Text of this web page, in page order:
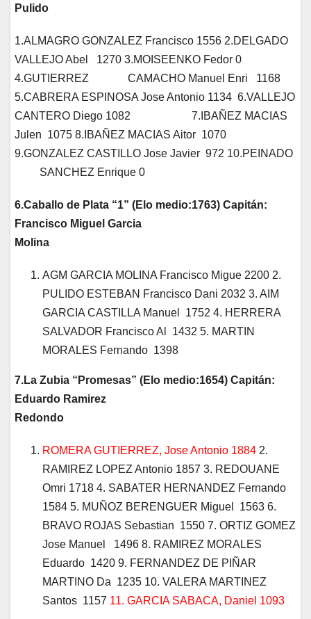
Pulido
1.ALMAGRO GONZALEZ Francisco 1556 2.DELGADO
VALLEJO Abel 1270 3.MOISEENKO Fedor 0
4.GUTIERREZ CAMACHO Manuel Enri 1168
5.CABRERA ESPINOSA Jose Antonio 1134 6.VALLEJO
CANTERO Diego 1082 7.IBAÑEZ MACIAS
Julen 1075 8.IBAÑEZ MACIAS Aitor 1070
9.GONZALEZ CASTILLO Jose Javier 972 10.PEINADO
SANCHEZ Enrique 0
6.Caballo de Plata “1” (Elo medio:1763) Capitán:
Francisco Miguel Garcia
Molina
AGM GARCIA MOLINA Francisco Migue 2200 2.
PULIDO ESTEBAN Francisco Dani 2032 3. AIM
GARCIA CASTILLA Manuel 1752 4. HERRERA
SALVADOR Francisco Al 1432 5. MARTIN
MORALES Fernando 1398
7.La Zubia “Promesas” (Elo medio:1654) Capitán:
Eduardo Ramirez
Redondo
ROMERA GUTIERREZ, Jose Antonio 1884 2.
RAMIREZ LOPEZ Antonio 1857 3. REDOUANE
Omri 1718 4. SABATER HERNANDEZ Fernando
1584 5. MUÑOZ BERENGUER Miguel 1563 6.
BRAVO ROJAS Sebastian 1550 7. ORTIZ GOMEZ
Jose Manuel 1496 8. RAMIREZ MORALES
Eduardo 1420 9. FERNANDEZ DE PIÑAR
MARTINO Da 1235 10. VALERA MARTINEZ
Santos 1157 11. GARCIA SABACA, Daniel 1093